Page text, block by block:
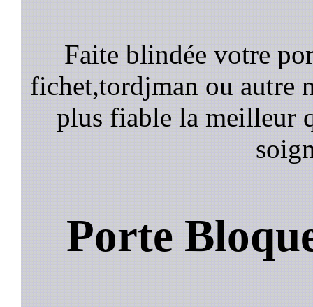
Faite blindée votre
fichet,tordjman ou autre
plus fiable la meilleur
Porte